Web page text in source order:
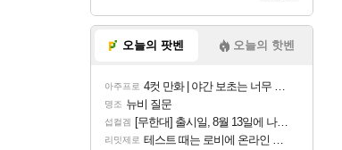
오늘의 팟벤 오늘의 핫벤
아주프로 4컷 만화 | 야간 보초는 너무 힘들어
명조 뉴비 질문
섭컬겜 [무한대] 출시일, 8월 13일에 나오나
리밋제로 테스트 때는 로비에 온라인 기능이 있는데